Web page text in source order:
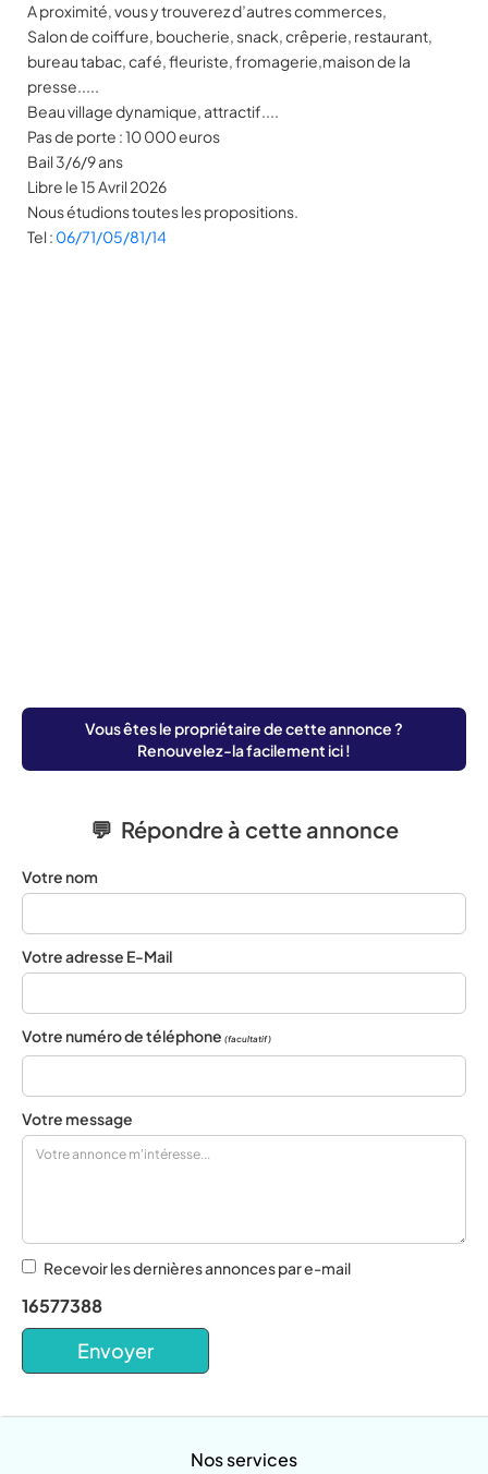
A proximité, vous y trouverez d’autres commerces,
Salon de coiffure, boucherie, snack, crêperie, restaurant,
bureau tabac, café, fleuriste, fromagerie,maison de la
presse.....
Beau village dynamique, attractif....
Pas de porte : 10 000 euros
Bail 3/6/9 ans
Libre le 15 Avril 2026
Nous étudions toutes les propositions.
Tel : 06/71/05/81/14
Vous êtes le propriétaire de cette annonce ?
Renouvelez-la facilement ici !
💬 Répondre à cette annonce
Votre nom
Votre adresse E-Mail
Votre numéro de téléphone (facultatif)
Votre message
Recevoir les dernières annonces par e-mail
16577388
Nos services